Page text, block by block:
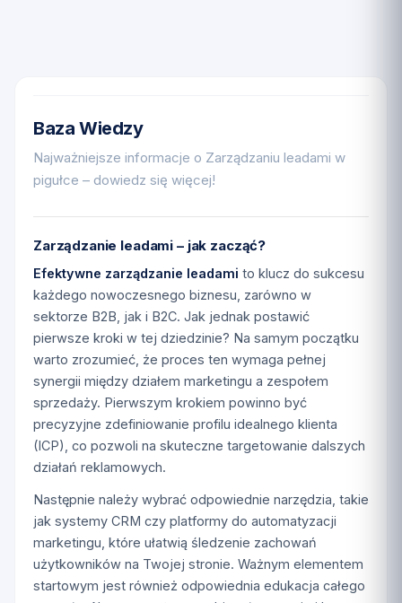
Baza Wiedzy
Najważniejsze informacje o Zarządzaniu leadami w
pigułce – dowiedz się więcej!
Zarządzanie leadami – jak zacząć?
Efektywne zarządzanie leadami to klucz do sukcesu
każdego nowoczesnego biznesu, zarówno w
sektorze B2B, jak i B2C. Jak jednak postawić
pierwsze kroki w tej dziedzinie? Na samym początku
warto zrozumieć, że proces ten wymaga pełnej
synergii między działem marketingu a zespołem
sprzedaży. Pierwszym krokiem powinno być
precyzyjne zdefiniowanie profilu idealnego klienta
(ICP), co pozwoli na skuteczne targetowanie dalszych
działań reklamowych.
Następnie należy wybrać odpowiednie narzędzia, takie
jak systemy CRM czy platformy do automatyzacji
marketingu, które ułatwią śledzenie zachowań
użytkowników na Twojej stronie. Ważnym elementem
startowym jest również odpowiednia edukacja całego